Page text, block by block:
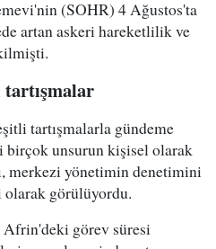
(SOHR) 4 Ağustos'ta
artan askeri hareketlilik ve
tartışmalar
tartışmalarla gündeme
unsurun kişisel olarak
merkezi yönetimin denetimini
olarak görülüyordu.
Afrin'deki görev süresi